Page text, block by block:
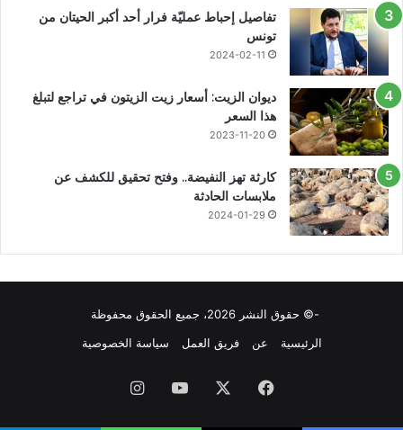
تفاصيل إحباط عمليّة فرار أحد أكبر الحيتان من
تونس
2024-02-11
ديوان الزيت: أسعار زيت الزيتون في تراجع لتبلغ
هذا السعر
2023-11-20
كارثة تهز النفيضة.. وفتح تحقيق للكشف عن
ملابسات الحادثة
2024-01-29
-© حقوق النشر 2026، جميع الحقوق محفوظة
الرئيسية
عن فريق العمل سياسة الخصوصية
فيسبوك يوتيوبانستقرام